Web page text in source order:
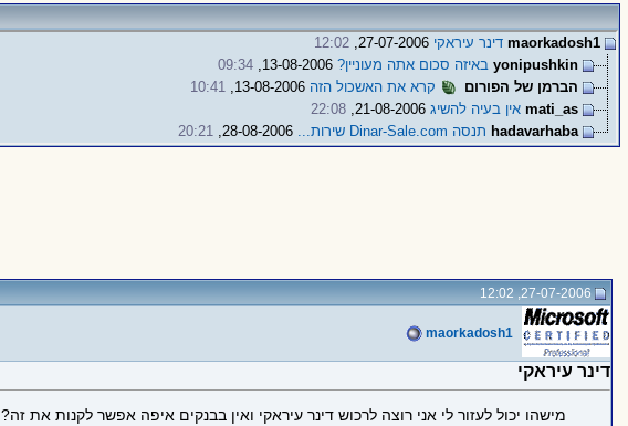
maorkadosh1 דינר עיראקי
12:02
yonipushkin באיזה סכום אתה מעוניין?13-08-2006,
09:34
הברמן של הפורום
קרא את האשכול הזה
10:41
mati_as אין בעיה להשיג21-08-2006,
22:08
hadavarhaba תנסה Dinar-Sale.com שירות... 20:21
27-07-2006, 12:02
maorkadosh1
דינר עיראקי
מישהו יכול לעזור לי אני רוצה לרכוש דינר עיראקי ואין בבנקים איפה אפשר לקנות את זה?